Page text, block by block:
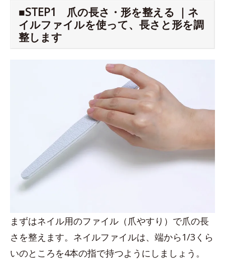
■STEP1 爪の長さ・形を整える ｜ネ
イルファイルを使って、長さと形を調
整します
まずはネイル用のファイル（爪やすり）で爪の長
さを整えます。ネイルファイルは、端から1/3くら
いのところを4本の指で持つようにしましょう。